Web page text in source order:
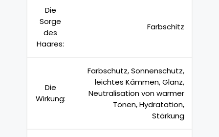
Die
Sorge
des
Haares:
Farbschitz
Die
Wirkung:
Farbschutz, Sonnenschutz,
leichtes Kämmen, Glanz,
Neutralisation von warmer
Tönen, Hydratation,
Stärkung